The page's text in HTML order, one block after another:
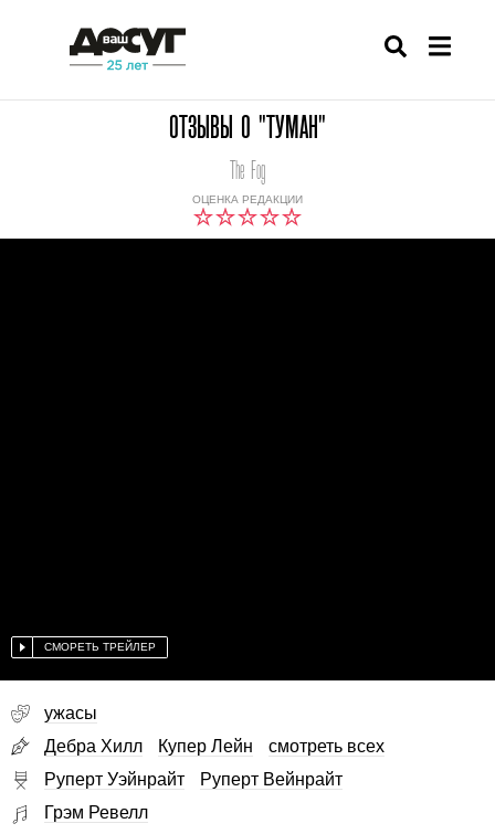
ОТЗЫВЫ О "ТУМАН"
ОЦЕНКА РЕДАКЦИИ
The Fog
СМОРЕТЬ ТРЕЙЛЕР
ужасы
Дебра Хилл
Купер Лейн
смотреть всех
Руперт Уэйнрайт
Руперт Вейнрайт
Грэм Ревелл